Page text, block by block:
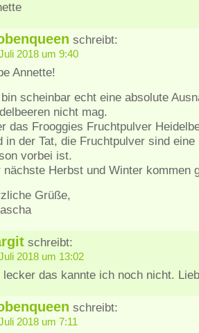
schreibt:
2018 um 9:40
Annette!
scheinbar echt eine absolute
nicht mag.
das Frooggies Fruchtpulver
in der Tat, die Fruchtpulver sind
vorbei ist.
nächste Herbst und Winter kommen
Grüße,
schreibt:
2018 um 13:02
lecker das kannte ich noch nicht.
schreibt:
2018 um 7:11